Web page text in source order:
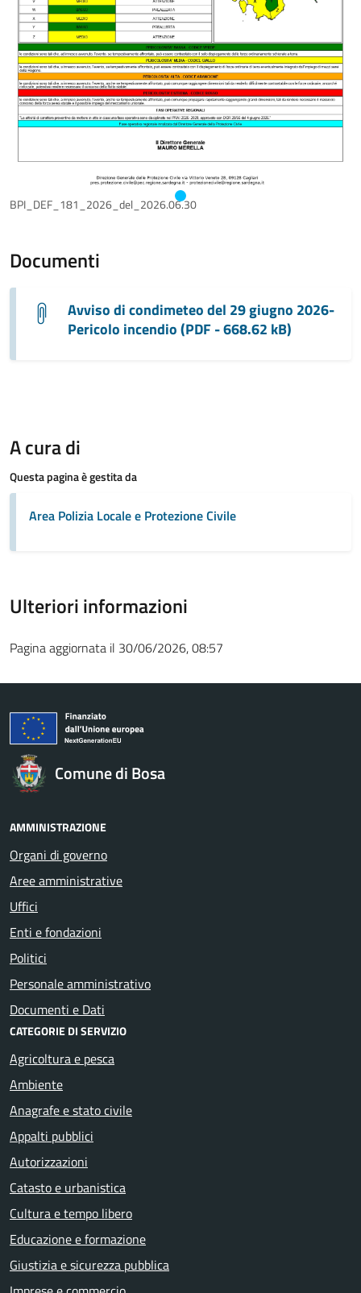
BPI_DEF_181_2026_del_2026.06.30
Documenti
Avviso di condimeteo del 29 giugno 2026-
Pericolo incendio (PDF - 668.62 kB)
A cura di
Questa pagina è gestita da
Area Polizia Locale e Protezione Civile
Ulteriori informazioni
Pagina aggiornata il 30/06/2026, 08:57
Comune di Bosa
AMMINISTRAZIONE
Organi di governo
Aree amministrative
Uffici
Enti e fondazioni
Politici
Personale amministrativo
Documenti e Dati
CATEGORIE DI SERVIZIO
Agricoltura e pesca
Ambiente
Anagrafe e stato civile
Appalti pubblici
Autorizzazioni
Catasto e urbanistica
Cultura e tempo libero
Educazione e formazione
Giustizia e sicurezza pubblica